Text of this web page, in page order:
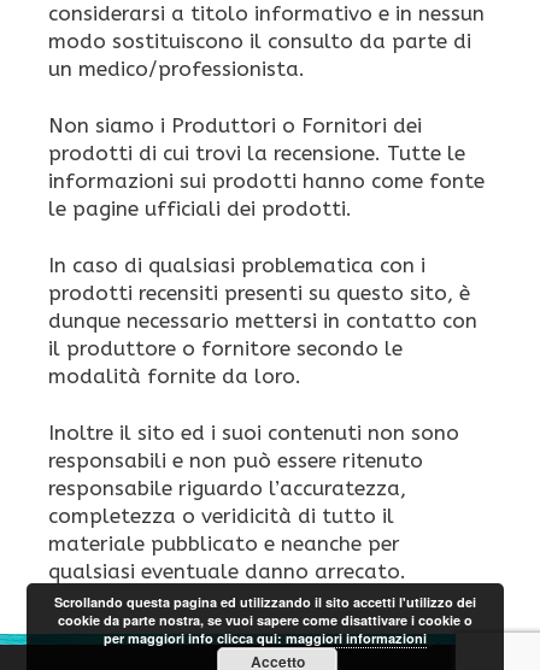
considerarsi a titolo informativo e in nessun
modo sostituiscono il consulto da parte di
un medico/professionista.
Non siamo i Produttori o Fornitori dei
prodotti di cui trovi la recensione. Tutte le
informazioni sui prodotti hanno come fonte
le pagine ufficiali dei prodotti.
In caso di qualsiasi problematica con i
prodotti recensiti presenti su questo sito, è
dunque necessario mettersi in contatto con
il produttore o fornitore secondo le
modalità fornite da loro.
Inoltre il sito ed i suoi contenuti non sono
responsabili e non può essere ritenuto
responsabile riguardo l’accuratezza,
completezza o veridicità di tutto il
materiale pubblicato e neanche per
qualsiasi eventuale danno arrecato.
Scrollando questa pagina ed utilizzando il sito accetti l'utilizzo dei
cookie da parte nostra, se vuoi sapere come disattivare i cookie o
per maggiori info clicca qui:maggiori informazioni
Accetto